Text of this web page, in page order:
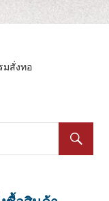
มสั่งทอ